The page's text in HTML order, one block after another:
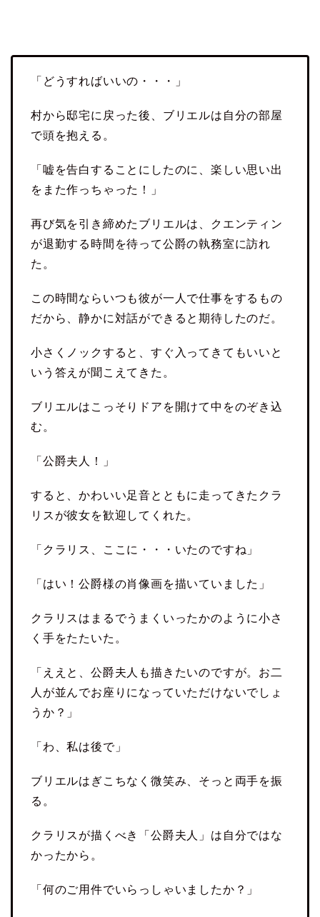
「どうすればいいの・・・」
村から邸宅に戻った後、ブリエルは自分の部屋
で頭を抱える。
「嘘を告白することにしたのに、楽しい思い出
をまた作っちゃった！」
再び気を引き締めたブリエルは、クエンティン
が退勤する時間を待って公爵の執務室に訪れ
た。
この時間ならいつも彼が一人で仕事をするもの
だから、静かに対話ができると期待したのだ。
小さくノックすると、すぐ入ってきてもいいと
いう答えが聞こえてきた。
ブリエルはこっそりドアを開けて中をのぞき込
む。
「公爵夫人！」
すると、かわいい足音とともに走ってきたクラ
リスが彼女を歓迎してくれた。
「クラリス、ここに・・・いたのですね」
「はい！公爵様の肖像画を描いていました」
クラリスはまるでうまくいったかのように小さ
く手をたたいた。
「ええと、公爵夫人も描きたいのですが。お二
人が並んでお座りになっていただけないでしょ
うか？」
「わ、私は後で」
ブリエルはぎこちなく微笑み、そっと両手を振
る。
クラリスが描くべき「公爵夫人」は自分ではな
かったから。
「何のご用件でいらっしゃいましたか？」